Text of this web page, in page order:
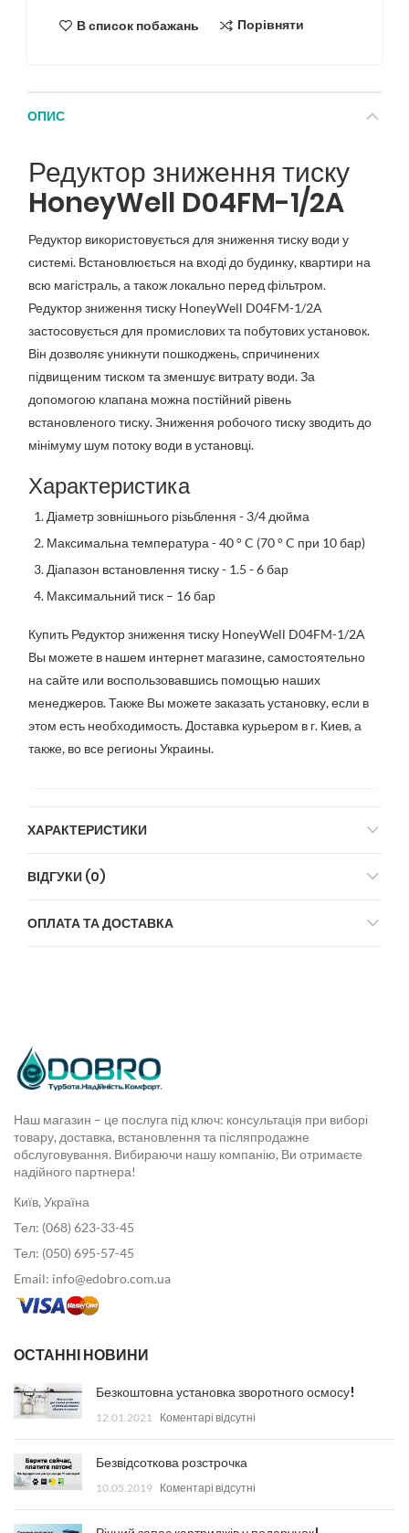
В список побажань Порівняти
ОПИС
Редуктор зниження тиску
HoneyWell D04FM-1/2A
Редуктор використовується для зниження тиску води у
системі. Встановлюється на вході до будинку, квартири на
всю магістраль, а також локально перед фільтром.
Редуктор зниження тиску HoneyWell D04FM-1/2A
застосовується для промислових та побутових установок.
Він дозволяє уникнути пошкоджень, спричинених
підвищеним тиском та зменшує витрату води. За
допомогою клапана можна постійний рівень
встановленого тиску. Зниження робочого тиску зводить до
мінімуму шум потоку води в установці.
Характеристика
Діаметр зовнішнього різьблення - 3/4 дюйма
Максимальна температура - 40 ° C (70 ° C при 10 бар)
Діапазон встановлення тиску - 1.5 - 6 бар
Максимальний тиск – 16 бар
Купить Редуктор зниження тиску HoneyWell D04FM-1/2A
Вы можете в нашем интернет магазине, самостоятельно
на сайте или воспользовавшись помощью наших
менеджеров. Также Вы можете заказать установку, если в
этом есть необходимость. Доставка курьером в г. Киев, а
также, во все регионы Украины.
ХАРАКТЕРИСТИКИ
ВІДГУКИ (0)
ОПЛАТА ТА ДОСТАВКА
Наш магазин – це послуга під ключ: консультація при виборі
товару, доставка, встановлення та післяпродажне
обслуговування. Вибираючи нашу компанію, Ви отримаєте
надійного партнера!
Київ, Україна
Тел: (068) 623-33-45
Тел: (050) 695-57-45
Email: info@edobro.com.ua
ОСТАННІ НОВИНИ
Безкоштовна установка зворотного осмосу!
12.01.2021 Коментарі відсутні
Безвідсоткова розстрочка
10.05.2019 Коментарі відсутні